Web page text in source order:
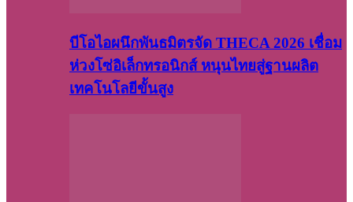
บีโอไอผนึกพันธมิตรจัด THECA 2026 เชื่อม
ห่วงโซ่อิเล็กทรอนิกส์ หนุนไทยสู่ฐานผลิต
เทคโนโลยีขั้นสูง